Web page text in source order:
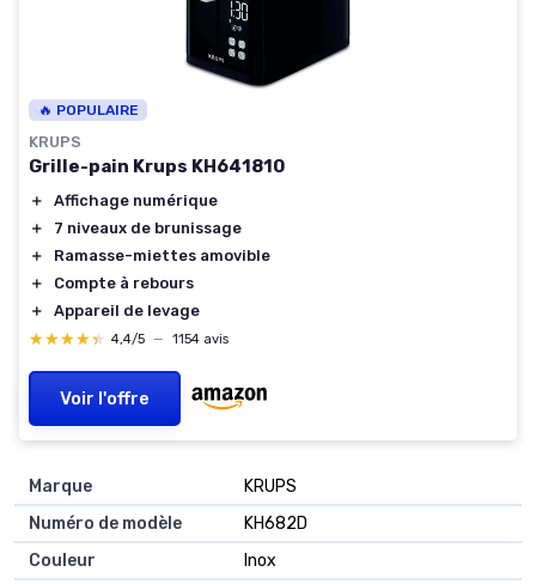
🔥 POPULAIRE
KRUPS
Grille-pain Krups KH641810
＋
Affichage numérique
＋
7 niveaux de brunissage
＋
Ramasse-miettes amovible
＋
Compte à rebours
＋
Appareil de levage
★★★★★
★★★★★ 4,4/5 — 1154 avis
Voir l'offre
Marque
‎KRUPS
Numéro de modèle
‎KH682D
Couleur
‎Inox